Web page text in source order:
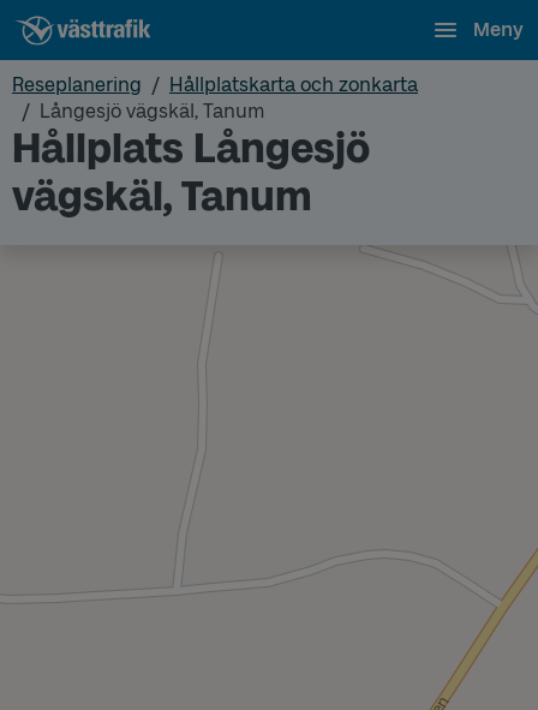
Meny
Reseplanering
Hållplatskarta och zonkarta
Långesjö vägskäl, Tanum
Hållplats Långesjö
vägskäl, Tanum